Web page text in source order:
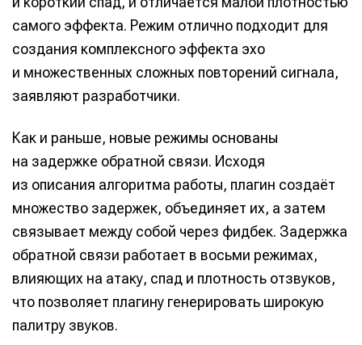
самого эффекта. Режим отлично подходит для
создания комплексного эффекта эхо
и множественных сложных повторений сигнала,
заявляют разработчики.
Как и раньше, новые режимы основаны
на задержке обратной связи. Исходя
из описания алгоритма работы, плагин создаёт
множество задержек, объединяет их, а затем
связывает между собой через фидбек. Задержка
обратной связи работает в восьми режимах,
влияющих на атаку, спад и плотность отзвуков,
что позволяет плагину генерировать широкую
палитру звуков.